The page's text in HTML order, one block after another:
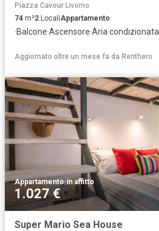
Piazza Cavour Livorno
74 m²2 LocaliAppartamento
·Balcone·Ascensore·Aria condizionata
Aggiornato oltre un mese fa da Renthero
Appartamento·in affitto
1.027 €
Super Mario Sea House